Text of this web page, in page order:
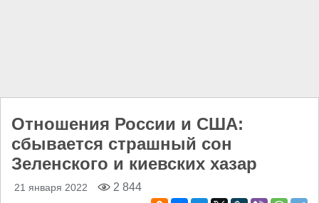
Отношения России и США:
сбывается страшный сон
Зеленского и киевских хазар
21 января 2022 2 844